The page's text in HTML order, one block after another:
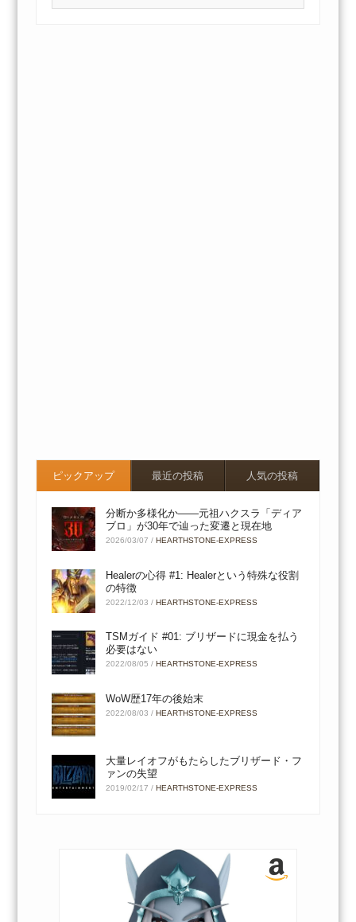
ピックアップ 最近の投稿 人気の投稿
分断か多様化か――元祖ハクスラ「ディア
ブロ」が30年で辿った変遷と現在地
2026/03/07 /HEARTHSTONE-EXPRESS
Healerの心得 #1: Healerという特殊な役割
の特徴
2022/12/03 /HEARTHSTONE-EXPRESS
TSMガイド #01: ブリザードに現金を払う
必要はない
2022/08/05 /HEARTHSTONE-EXPRESS
WoW歴17年の後始末
2022/08/03 /HEARTHSTONE-EXPRESS
大量レイオフがもたらしたブリザード・フ
ァンの失望
2019/02/17 /HEARTHSTONE-EXPRESS